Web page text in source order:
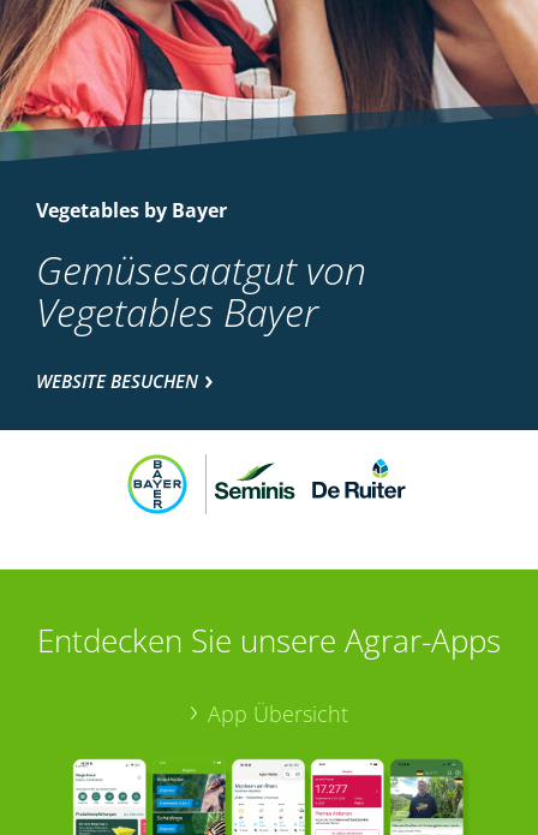
Vegetables by Bayer
Gemüsesaatgut von
Vegetables Bayer
WEBSITE BESUCHEN
Entdecken Sie unsere Agrar-Apps
App Übersicht